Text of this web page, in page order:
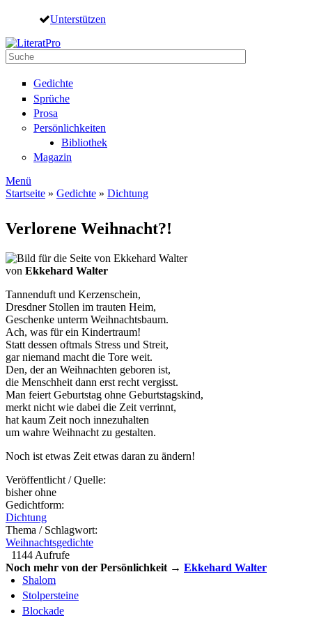
Direkt zum Inhalt
Unterstützen
Suche
Gedichte
Sprüche
Prosa
Persönlichkeiten
Bibliothek
Magazin
Menü
Startseite » Gedichte » Dichtung
Verlorene Weihnacht?!
von Ekkehard Walter
Tannenduft und Kerzenschein,
Dresdner Stollen im trauten Heim,
Geschenke unterm Weihnachtsbaum.
Ach, was für ein Kindertraum!
Statt dessen oftmals Stress und Streit,
gar niemand macht die Tore weit.
Den, der an Weihnachten geboren ist,
die Menschheit dann erst recht vergisst.
Man feiert Geburtstag ohne Geburtstagskind,
merkt nicht wie dabei die Zeit verrinnt,
hat kaum Zeit noch innezuhalten
um wahre Weihnacht zu gestalten.
Noch ist etwas Zeit etwas daran zu ändern!
Veröffentlicht / Quelle:
bisher ohne
Gedichtform:
Dichtung
Thema / Schlagwort:
Weihnachtsgedichte
1144 Aufrufe
Noch mehr von der Persönlichkeit → Ekkehard Walter
Shalom
Stolpersteine
Blockade